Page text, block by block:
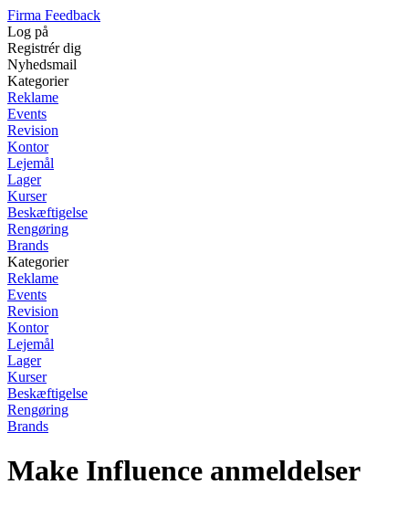
Firma Feedback
Log på
Registrér dig
Nyhedsmail
Kategorier
Reklame
Events
Revision
Kontor
Lejemål
Lager
Kurser
Beskæftigelse
Rengøring
Brands
Kategorier
Reklame
Events
Revision
Kontor
Lejemål
Lager
Kurser
Beskæftigelse
Rengøring
Brands
Make Influence anmeldelser